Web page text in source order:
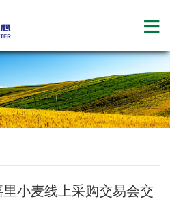
里小麦线上采购交易会交